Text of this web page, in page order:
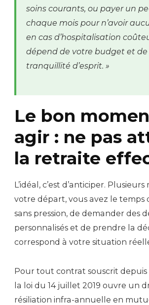
soins courants, ou payer un
chaque mois pour n’avoir
en cas d’hospitalisation
dépend de votre budget et de
tranquillité d’esprit. »
Le bon
agir : ne pas
la retraite
L’idéal, c’est d’anticiper.
votre départ, vous avez le temps
sans pression, de demander des
personnalisés et de prendre la
correspond à votre situation
Pour tout contrat souscrit depuis
la loi du 14 juillet 2019 ouvre un
résiliation infra-annuelle en